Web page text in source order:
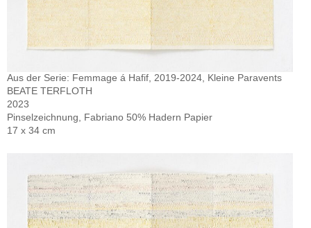
Aus der Serie: Femmage á Hafif, 2019-2024, Kleine Paravents
BEATE TERFLOTH
2023
Pinselzeichnung, Fabriano 50% Hadern Papier
17 x 34 cm